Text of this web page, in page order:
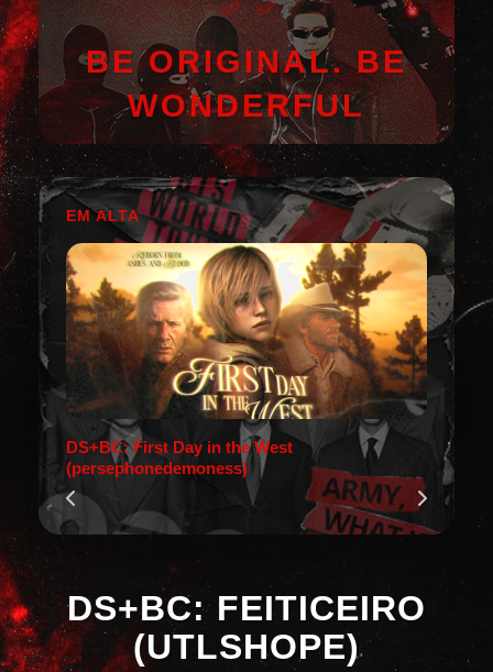
BE ORIGINAL. BE
WONDERFUL
EM ALTA
DS+BC: First Day in the West
(persephonedemoness)
DS+BC: FEITICEIRO
(UTLSHOPE)